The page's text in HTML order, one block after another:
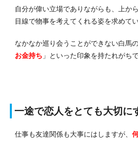
自分が偉い立場でありながらも、上か
目線で物事を考えてくれる姿を求めて
なかなか巡り会うことができない白馬
お金持ち 」といった印象を持たれがちで
一途で恋人をとても大切に
仕事も友達関係も大事にはしますが、